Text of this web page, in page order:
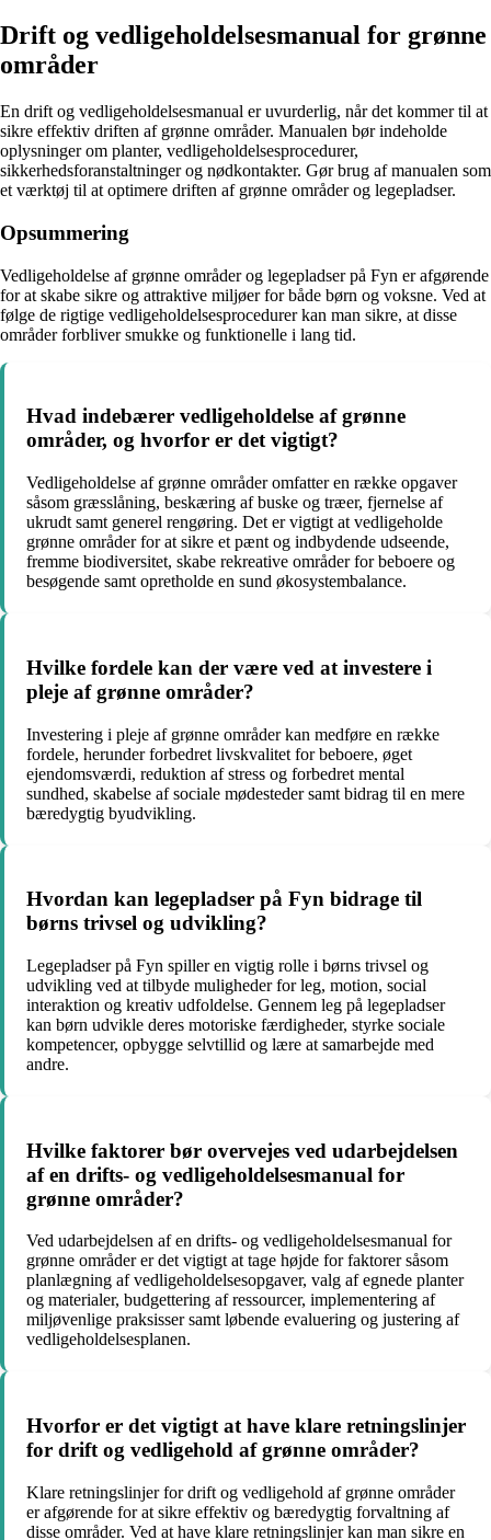
Drift og vedligeholdelsesmanual for grønne
områder
En drift og vedligeholdelsesmanual er uvurderlig, når det kommer til at
sikre effektiv driften af grønne områder. Manualen bør indeholde
oplysninger om planter, vedligeholdelsesprocedurer,
sikkerhedsforanstaltninger og nødkontakter. Gør brug af manualen som
et værktøj til at optimere driften af grønne områder og legepladser.
Opsummering
Vedligeholdelse af grønne områder og legepladser på Fyn er afgørende
for at skabe sikre og attraktive miljøer for både børn og voksne. Ved at
følge de rigtige vedligeholdelsesprocedurer kan man sikre, at disse
områder forbliver smukke og funktionelle i lang tid.
Hvad indebærer vedligeholdelse af grønne
områder, og hvorfor er det vigtigt?
Vedligeholdelse af grønne områder omfatter en række opgaver
såsom græsslåning, beskæring af buske og træer, fjernelse af
ukrudt samt generel rengøring. Det er vigtigt at vedligeholde
grønne områder for at sikre et pænt og indbydende udseende,
fremme biodiversitet, skabe rekreative områder for beboere og
besøgende samt opretholde en sund økosystembalance.
Hvilke fordele kan der være ved at investere i
pleje af grønne områder?
Investering i pleje af grønne områder kan medføre en række
fordele, herunder forbedret livskvalitet for beboere, øget
ejendomsværdi, reduktion af stress og forbedret mental
sundhed, skabelse af sociale mødesteder samt bidrag til en mere
bæredygtig byudvikling.
Hvordan kan legepladser på Fyn bidrage til
børns trivsel og udvikling?
Legepladser på Fyn spiller en vigtig rolle i børns trivsel og
udvikling ved at tilbyde muligheder for leg, motion, social
interaktion og kreativ udfoldelse. Gennem leg på legepladser
kan børn udvikle deres motoriske færdigheder, styrke sociale
kompetencer, opbygge selvtillid og lære at samarbejde med
andre.
Hvilke faktorer bør overvejes ved udarbejdelsen
af en drifts- og vedligeholdelsesmanual for
grønne områder?
Ved udarbejdelsen af en drifts- og vedligeholdelsesmanual for
grønne områder er det vigtigt at tage højde for faktorer såsom
planlægning af vedligeholdelsesopgaver, valg af egnede planter
og materialer, budgettering af ressourcer, implementering af
miljøvenlige praksisser samt løbende evaluering og justering af
vedligeholdelsesplanen.
Hvorfor er det vigtigt at have klare retningslinjer
for drift og vedligehold af grønne områder?
Klare retningslinjer for drift og vedligehold af grønne områder
er afgørende for at sikre effektiv og bæredygtig forvaltning af
disse områder. Ved at have klare retningslinjer kan man sikre en